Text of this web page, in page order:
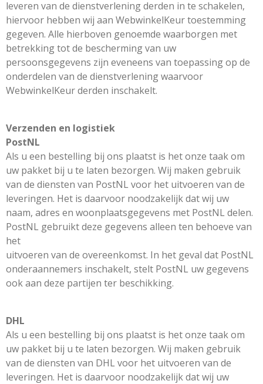
leveren van de dienstverlening derden in te schakelen,
hiervoor hebben wij aan WebwinkelKeur toestemming
gegeven. Alle hierboven genoemde waarborgen met
betrekking tot de bescherming van uw
persoonsgegevens zijn eveneens van toepassing op de
onderdelen van de dienstverlening waarvoor
WebwinkelKeur derden inschakelt.
Verzenden en logistiek
PostNL
Als u een bestelling bij ons plaatst is het onze taak om
uw pakket bij u te laten bezorgen. Wij maken gebruik
van de diensten van PostNL voor het uitvoeren van de
leveringen. Het is daarvoor noodzakelijk dat wij uw
naam, adres en woonplaatsgegevens met PostNL delen.
PostNL gebruikt deze gegevens alleen ten behoeve van
het
uitvoeren van de overeenkomst. In het geval dat PostNL
onderaannemers inschakelt, stelt PostNL uw gegevens
ook aan deze partijen ter beschikking.
DHL
Als u een bestelling bij ons plaatst is het onze taak om
uw pakket bij u te laten bezorgen. Wij maken gebruik
van de diensten van DHL voor het uitvoeren van de
leveringen. Het is daarvoor noodzakelijk dat wij uw